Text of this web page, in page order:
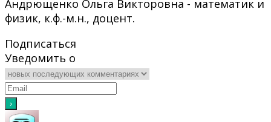
Андрющенко Ольга Викторовна - математик и
физик, к.ф.-м.н., доцент.
Подписаться
Уведомить о